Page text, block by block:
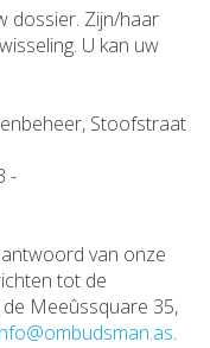
dossier. Zijn/haar
U kan uw
Stoofstraat
-
van onze
tot de
Meeûssquare 35,
.